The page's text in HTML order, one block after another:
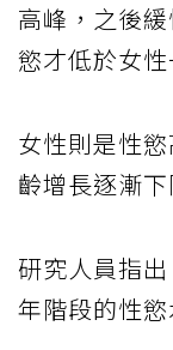
高峰，之後
慾才低於女
女性則是性
齡增長逐漸
研究人員指
年階段的性